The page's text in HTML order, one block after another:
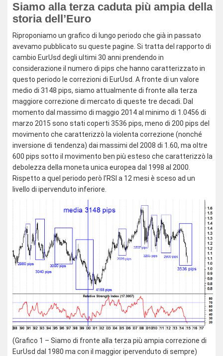
Siamo alla terza caduta più ampia della
storia dell’Euro
Riproponiamo un grafico di lungo periodo che già in passato
avevamo pubblicato su queste pagine. Si tratta del rapporto di
cambio EurUsd degli ultimi 30 anni prendendo in
considerazione il numero di pips che hanno caratterizzato in
questo periodo le correzioni di EurUsd. A fronte di un valore
medio di 3148 pips, siamo attualmente di fronte alla terza
maggiore correzione di mercato di queste tre decadi. Dal
momento dal massimo di maggio 2014 al minimo di 1.0456 di
marzo 2015 sono stati coperti 3536 pips, meno di 200 pips del
movimento che caratterizzò la violenta correzione (nonché
inversione di tendenza) dai massimi del 2008 di 1.60, ma oltre
600 pips sotto il movimento ben più esteso che caratterizzò la
debolezza della moneta unica europea dal 1998 al 2000.
Rispetto a quel periodo però l’RSI a 12 mesi è sceso ad un
livello di ipervenduto inferiore.
(Grafico 1 – Siamo di fronte alla terza più ampia correzione di
EurUsd dal 1980 ma con il maggior ipervenduto di sempre)